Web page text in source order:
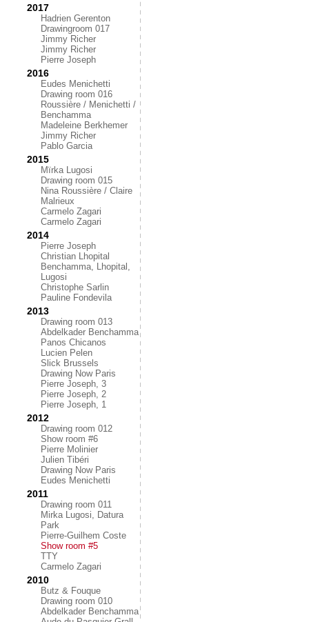
2017
Hadrien Gerenton
Drawingroom 017
Jimmy Richer
Jimmy Richer
Pierre Joseph
2016
Eudes Menichetti
Drawing room 016
Roussière / Menichetti /
Benchamma
Madeleine Berkhemer
Jimmy Richer
Pablo Garcia
2015
Mïrka Lugosi
Drawing room 015
Nina Roussière / Claire
Malrieux
Carmelo Zagari
Carmelo Zagari
2014
Pierre Joseph
Christian Lhopital
Benchamma, Lhopital,
Lugosi
Christophe Sarlin
Pauline Fondevila
2013
Drawing room 013
Abdelkader Benchamma
Panos Chicanos
Lucien Pelen
Slick Brussels
Drawing Now Paris
Pierre Joseph, 3
Pierre Joseph, 2
Pierre Joseph, 1
2012
Drawing room 012
Show room #6
Pierre Molinier
Julien Tibéri
Drawing Now Paris
Eudes Menichetti
2011
Drawing room 011
Mirka Lugosi, Datura
Park
Pierre-Guilhem Coste
Show room #5
TTY
Carmelo Zagari
2010
Butz & Fouque
Drawing room 010
Abdelkader Benchamma